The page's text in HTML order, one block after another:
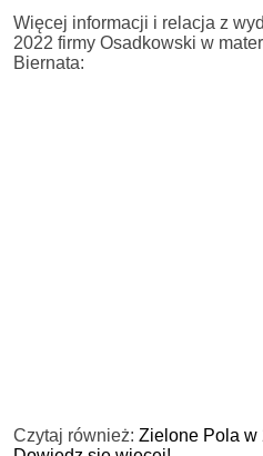
Więcej informacji i relacja z
2022 firmy Osadkowski w
Biernata:
Czytaj również: Zielone Pola w